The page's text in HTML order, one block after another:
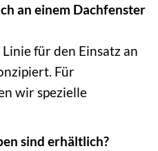
an einem Dachfenster
für den Einsatz an
Für
wir spezielle
sind erhältlich?